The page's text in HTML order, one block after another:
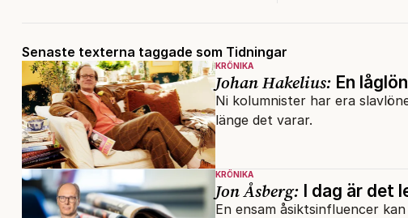
Senaste texterna taggade som Tidningar
KRÖNIKA
Johan Hakelius: En
Ni kolumnister har era
länge det varar.
KRÖNIKA
Jon Åsberg: I dag är det
En ensam åsiktsinfluencer